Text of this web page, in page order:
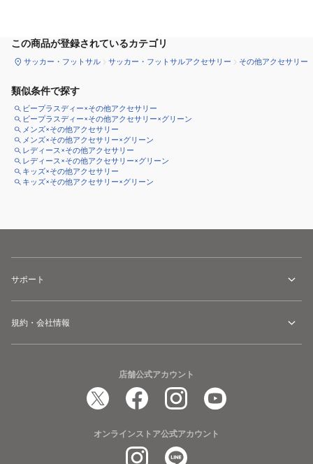
この商品が登録されているカテゴリ
サッカー・フットサル サッカー・フットサルアクセサリー その他アクセサリー
類似条件で探す
ビープラスディー×その他アクセサリー
ビープラスディー×その他アクセサリー×グリーン
メンズ×その他アクセサリー
メンズ×その他アクセサリー×グリーン
レディース×その他アクセサリー
レディース×その他アクセサリー×グリーン
キッズ×その他アクセサリー
キッズ×その他アクセサリー×グリーン
サポート
規約・会社情報
店舗公式アカウント
オンラインストア公式アカウント